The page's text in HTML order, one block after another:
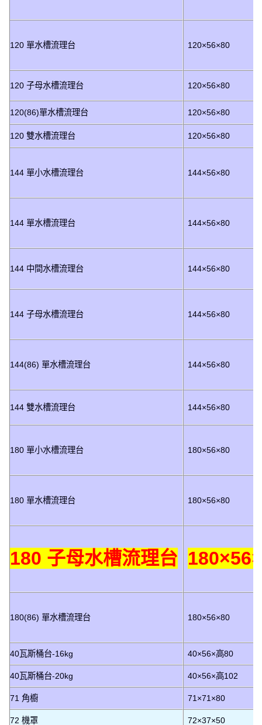
120 單水槽流理台 120×56×80
120 子母水槽流理台 120×56×80
120(86)單水槽流理台 120×56×80
120 雙水槽流理台 120×56×80
144 單小水槽流理台 144×56×80
144 單水槽流理台 144×56×80
144 中間水槽流理台 144×56×80
144 子母水槽流理台 144×56×80
144(86) 單水槽流理台 144×56×80
144 雙水槽流理台 144×56×80
180 單小水槽流理台 180×56×80
180 單水槽流理台 180×56×80
180 子母水槽流理台
180(86) 單水槽流理台 180×56×80
40瓦斯桶台-16kg 40×56×高80
40瓦斯桶台-20kg 40×56×高102
71 角櫥 71×71×80
72 機罩 72×37×50